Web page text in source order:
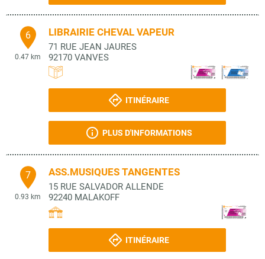
6
0.47 km
LIBRAIRIE CHEVAL VAPEUR
71 RUE JEAN JAURES
92170 VANVES
ITINÉRAIRE
PLUS D'INFORMATIONS
7
0.93 km
ASS.MUSIQUES TANGENTES
15 RUE SALVADOR ALLENDE
92240 MALAKOFF
ITINÉRAIRE